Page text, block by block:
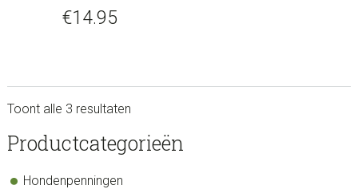
€14.95
Toont alle 3 resultaten
sidebar
Store
Productcategorieën
Hondenpenningen